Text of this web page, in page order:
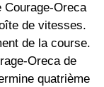
Courage-Oreca
de vitesses.
de la course.
Oreca de
quatrième